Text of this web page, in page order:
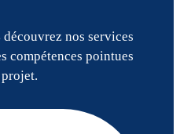
découvrez nos services
compétences pointues